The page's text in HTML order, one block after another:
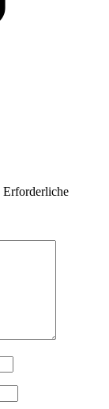
Erforderliche